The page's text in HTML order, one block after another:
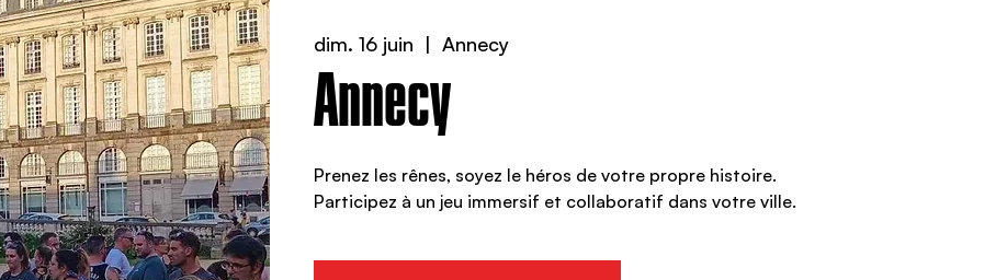
dim. 16 juin
  |
Annecy
Annecy
Prenez les rênes, soyez le héros de votre propre histoire.
Participez à un jeu immersif et collaboratif dans votre ville.